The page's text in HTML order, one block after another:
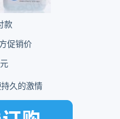
款
促销价
久的激情